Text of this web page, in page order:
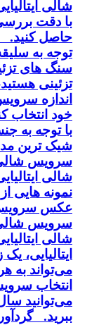
شالی
با دقت
حاصل
توجه به
سنگ های
تزئینی
اندازه
خود انتخاب
با توجه به
شیک ترین
سرویس
شالی
نمونه هایی
عکس سرویس
سرویس
شالی
ایتالیایی،
می‌تواند به
انتخاب
می‌توانید
ببرید.